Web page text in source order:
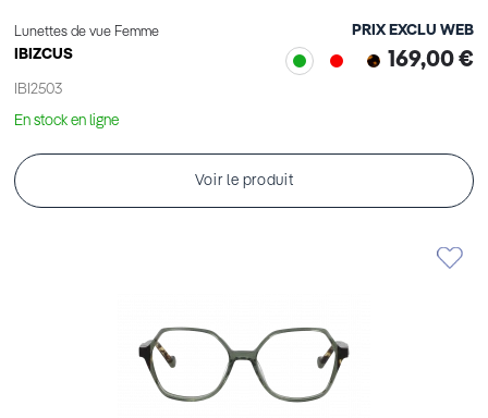
Lunettes de vue Femme
IBIZCUS
IBI2503
PRIX EXCLU WEB
169,00 €
En stock en ligne
Voir le produit